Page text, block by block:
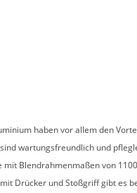
haben vor allem den
wartungsfreundlich und
mit Blendrahmenmaßen von
Drücker und Stoßgriff gibt es